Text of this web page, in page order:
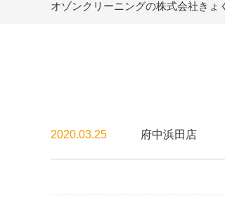
オゾンクリーニングの株式会社きょ
2020.03.25 府中浜田店